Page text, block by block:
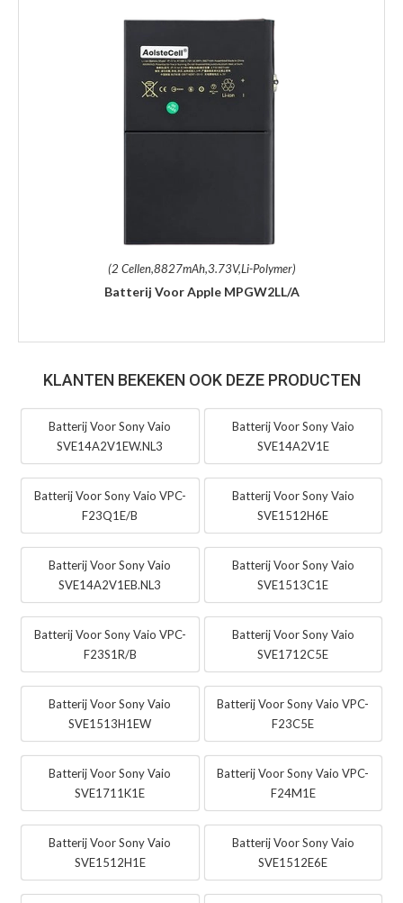
(2 Cellen,8827mAh,3.73V,Li-Polymer)
Batterij Voor Apple MPGW2LL/A
KLANTEN BEKEKEN OOK DEZE PRODUCTEN
Batterij Voor Sony Vaio
SVE14A2V1EW.NL3
Batterij Voor Sony Vaio
SVE14A2V1E
Batterij Voor Sony Vaio VPC-
F23Q1E/B
Batterij Voor Sony Vaio
SVE1512H6E
Batterij Voor Sony Vaio
SVE14A2V1EB.NL3
Batterij Voor Sony Vaio
SVE1513C1E
Batterij Voor Sony Vaio VPC-
F23S1R/B
Batterij Voor Sony Vaio
SVE1712C5E
Batterij Voor Sony Vaio
SVE1513H1EW
Batterij Voor Sony Vaio VPC-
F23C5E
Batterij Voor Sony Vaio
SVE1711K1E
Batterij Voor Sony Vaio VPC-
F24M1E
Batterij Voor Sony Vaio
SVE1512H1E
Batterij Voor Sony Vaio
SVE1512E6E